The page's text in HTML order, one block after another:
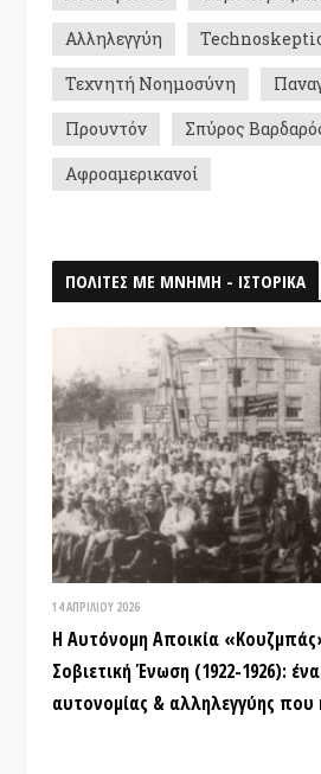
Αλληλεγγύη
Τεχνητή Νοημοσύνη
Προυντόν
Σπύρος
Αφροαμερικανοί
ΠΟΛΙΤΕΣ ΜΕ ΜΝΗΜΗ - ΙΣΤΟΡΙΚΑ
14 ΑΠΡΙΛΊΟΥ 2026
Η Αυτόνομη Αποικία
Σοβιετική Ένωση (1922-1926):
αυτονομίας & αλληλεγγύης που